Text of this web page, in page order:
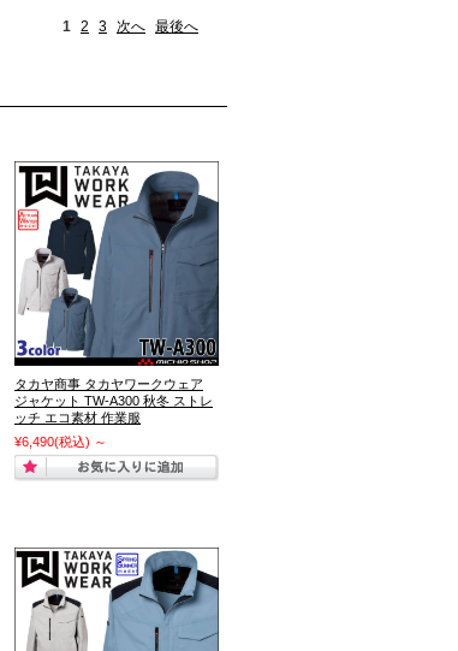
1 2 3 次へ 最後へ
タカヤ商事 タカヤワークウェア
ジャケット TW-A300 秋冬 ストレ
ッチ エコ素材 作業服
¥6,490(税込) ～